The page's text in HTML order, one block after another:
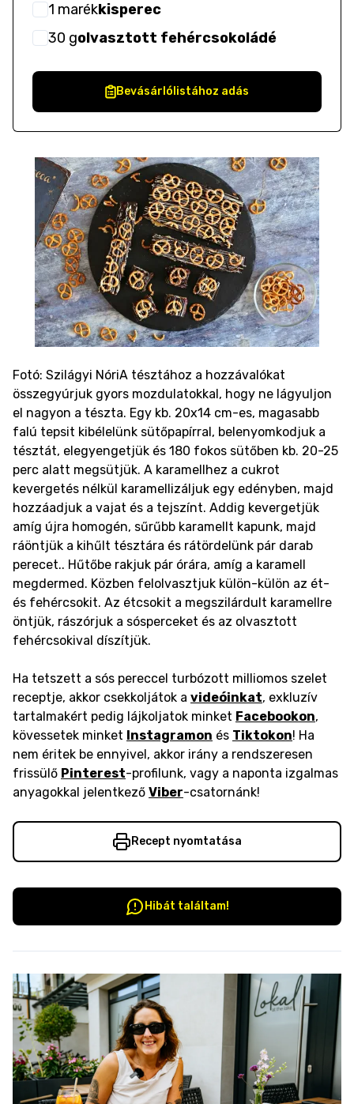
1 marékkisperec
30 golvasztott fehércsokoládé
Bevásárlólistához adás
Fotó: Szilágyi NóriA tésztához a hozzávalókat
összegyúrjuk gyors mozdulatokkal, hogy ne lágyuljon
el nagyon a tészta. Egy kb. 20x14 cm-es, magasabb
falú tepsit kibélelünk sütőpapírral, belenyomkodjuk a
tésztát, elegyengetjük és 180 fokos sütőben kb. 20-25
perc alatt megsütjük. A karamellhez a cukrot
kevergetés nélkül karamellizáljuk egy edényben, majd
hozzáadjuk a vajat és a tejszínt. Addig kevergetjük
amíg újra homogén, sűrűbb karamellt kapunk, majd
ráöntjük a kihűlt tésztára és rátördelünk pár darab
perecet.. Hűtőbe rakjuk pár órára, amíg a karamell
megdermed. Közben felolvasztjuk külön-külön az ét-
és fehércsokit. Az étcsokit a megszilárdult karamellre
öntjük, rászórjuk a sósperceket és az olvasztott
fehércsokival díszítjük.
Ha tetszett a sós pereccel turbózott milliomos szelet
receptje, akkor csekkoljátok a videóinkat, exkluzív
tartalmakért pedig lájkoljatok minket Facebookon,
kövessetek minket Instagramon és Tiktokon! Ha
nem éritek be ennyivel, akkor irány a rendszeresen
frissülő Pinterest-profilunk, vagy a naponta izgalmas
anyagokkal jelentkező Viber-csatornánk!
Recept nyomtatása
Hibát találtam!